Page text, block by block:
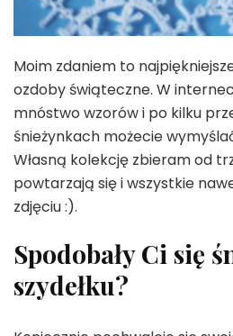
Moim zdaniem to
ozdoby świąteczne. W
mnóstwo wzorów i po kilku
śnieżynkach możecie
Własną kolekcję zbieram od
powtarzają się i wszystkie
zdjęciu :).
Spodobały Ci się
szydełku?